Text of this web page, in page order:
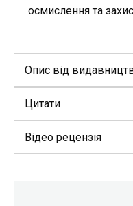
осмислення та
Опис від
Цитати
Відео рецензія